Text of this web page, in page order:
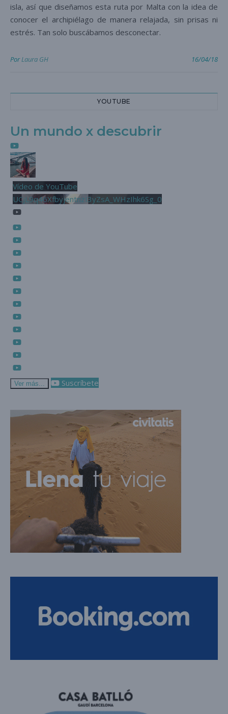
isla, así que diseñamos esta ruta por Malta con la idea de
conocer el archipiélago de manera relajada, sin prisas ni
estrés. Tan solo buscábamos desconectar.
PorLaura GH 16/04/18
YOUTUBE
Un mundo x descubrir
Vídeo de YouTube
UCjL9q46XfbyjentnzI3yZsA_WHzIhk6Sg_0
Ver más... Suscríbete